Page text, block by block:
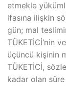
etmekle
ifasına ilişkin
gün; mal
TÜKETİCİ’nin
üçüncü kişinin
TÜKETİCİ,
kadar olan